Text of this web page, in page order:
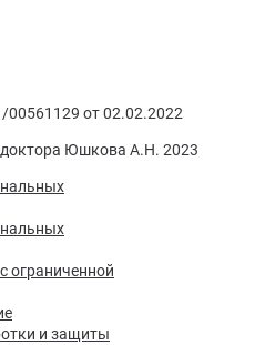
от 02.02.2022
Юшкова А.Н. 2023
ограниченной
и защиты